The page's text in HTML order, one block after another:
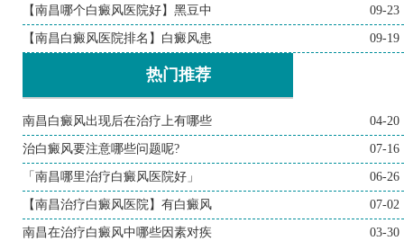
【南昌哪个白癜风医院好】黑豆中 09-23
【南昌白癜风医院排名】白癜风患 09-19
热门推荐
南昌白癜风出现后在治疗上有哪些 04-20
治白癜风要注意哪些问题呢? 07-16
「南昌哪里治疗白癜风医院好」 06-26
【南昌治疗白癜风医院】有白癜风 07-02
南昌在治疗白癜风中哪些因素对疾 03-30